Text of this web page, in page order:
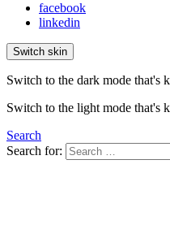
facebook
linkedin
Switch skin
Switch to the dark mode that's
Switch to the light mode that's
Search
Search for: